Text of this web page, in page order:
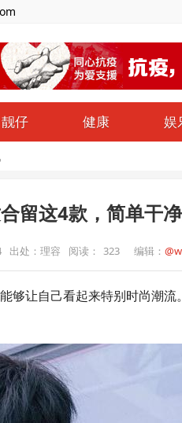
靓仔 健康 娱
留这4款，简单干
出处：理容 阅读： 323 编辑：
够让自己看起来特别时尚潮